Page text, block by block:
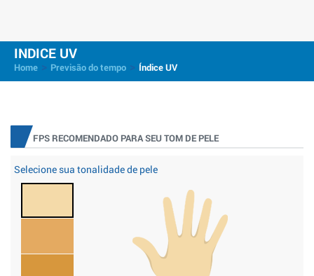
INDICE UV
Home Previsão do tempo Índice UV
FPS RECOMENDADO PARA SEU TOM DE PELE
Selecione sua tonalidade de pele